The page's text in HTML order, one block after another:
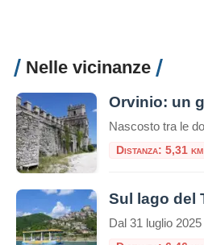
Nelle vicinanze
Distanza: 5,31 km